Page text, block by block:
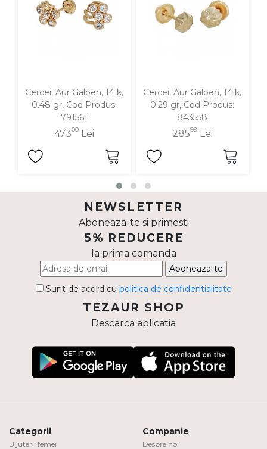
Cercei, Aur Galben, 14 k,
0.48 gr, Cod Produs:
791561
47300Lei
Cercei, Aur Galben, 14 k,
0.29 gr, Cod Produs:
843558
28599Lei
NEWSLETTER
Aboneaza-te si primesti
5% REDUCERE
la prima comanda
Aboneaza-te
Sunt de acord cu politica de confidentialitate
TEZAUR SHOP
Descarca aplicatia
Categorii
Bijuterii femei
Companie
Despre noi